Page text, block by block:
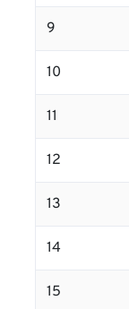
9
10
11
12
13
14
15